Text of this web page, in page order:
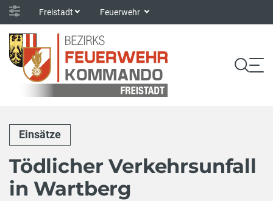
Freistadt Feuerwehr
Einsätze
Tödlicher Verkehrsunfall
in Wartberg